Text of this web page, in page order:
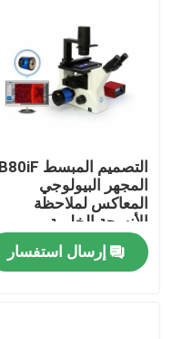
التصميم المبسط B80iF
المجهر البيولوجي
المعاكس لملاحظة
الأنسجة الخلوية
إرسال استفسار